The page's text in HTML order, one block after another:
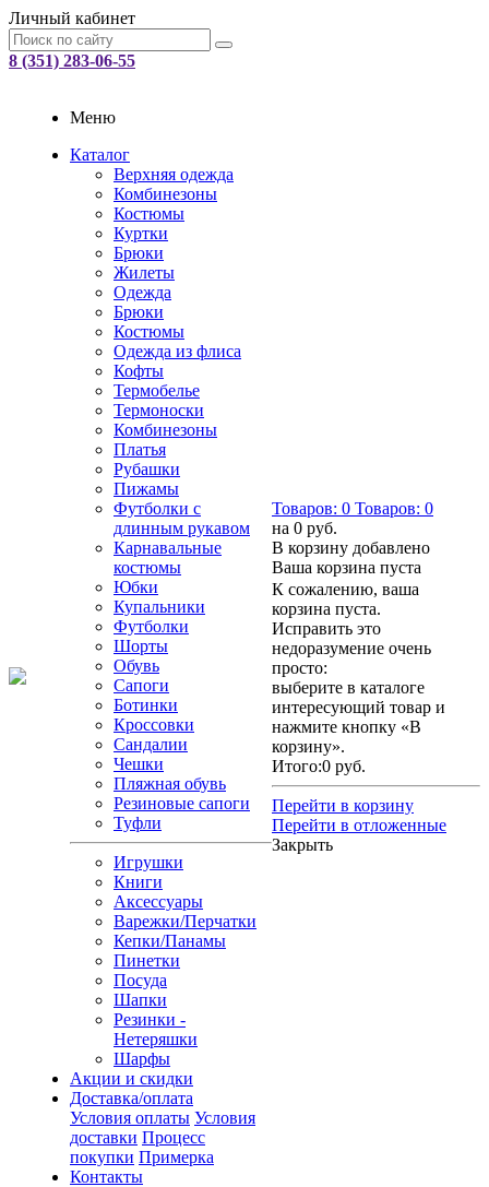
Личный кабинет
8 (351) 283-06-55
Меню
Каталог
Верхняя одежда
Комбинезоны
Костюмы
Куртки
Брюки
Жилеты
Одежда
Брюки
Костюмы
Одежда из флиса
Кофты
Термобелье
Термоноски
Комбинезоны
Платья
Рубашки
Пижамы
Футболки с
длинным рукавом
Карнавальные
костюмы
Юбки
Купальники
Футболки
Шорты
Обувь
Сапоги
Ботинки
Кроссовки
Сандалии
Чешки
Пляжная обувь
Резиновые сапоги
Туфли
Игрушки
Книги
Аксессуары
Варежки/Перчатки
Кепки/Панамы
Пинетки
Посуда
Шапки
Резинки -
Нетеряшки
Шарфы
Акции и скидки
Доставка/оплата
Условия оплаты Условия
доставки Процесс
покупки Примерка
Контакты
Товаров: 0 Товаров: 0
на 0 руб.
В корзину добавлено
Ваша корзина пуста
К сожалению, ваша
корзина пуста.
Исправить это
недоразумение очень
просто:
выберите в каталоге
интересующий товар и
нажмите кнопку «В
корзину».
Итого:0 руб.
Перейти в корзину
Перейти в отложенные
Закрыть